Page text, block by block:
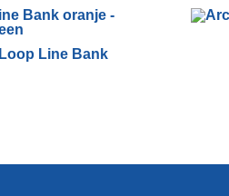
Loop Line Bank